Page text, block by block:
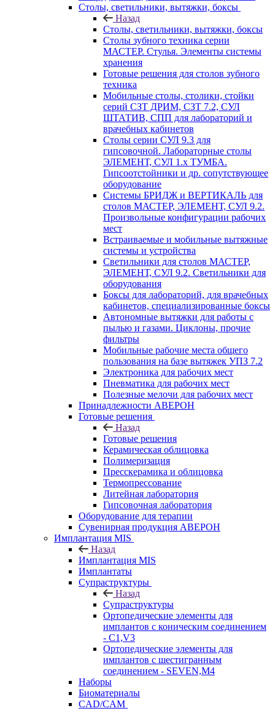
Cтолы, светильники, вытяжки, боксы
Назад
Cтолы, светильники, вытяжки, боксы
Столы зубного техника серии
МАСТЕР. Стулья. Элементы системы
хранения
Готовые решения для столов зубного
техника
Мобильные столы, столики, стойки
серий СЗТ ДРИМ, СЗТ 7.2, СУЛ
ШТАТИВ, СПП для лабораторий и
врачебных кабинетов
Столы серии СУЛ 9.3 для
гипсовочной. Лабораторные столы
ЭЛЕМЕНТ, СУЛ 1.х ТУМБА.
Гипсоотстойники и др. сопутствующее
оборудование
Системы БРИДЖ и ВЕРТИКАЛЬ для
столов МАСТЕР, ЭЛЕМЕНТ, СУЛ 9.2.
Произвольные конфигурации рабочих
мест
Встраиваемые и мобильные вытяжные
системы и устройства
Светильники для столов МАСТЕР,
ЭЛЕМЕНТ, СУЛ 9.2. Светильники для
оборудования
Боксы для лабораторий, для врачебных
кабинетов, специализированные боксы
Автономные вытяжки для работы с
пылью и газами. Циклоны, прочие
фильтры
Мобильные рабочие места общего
пользования на базе вытяжек УПЗ 7.2
Электроника для рабочих мест
Пневматика для рабочих мест
Полезные мелочи для рабочих мест
Принадлежности АВЕРОН
Готовые решения
Назад
Готовые решения
Керамическая облицовка
Полимеризация
Пресскерамика и облицовка
Термопрессование
Литейная лаборатория
Гипсовочная лаборатория
Оборудование для терапии
Сувенирная продукция АВЕРОН
Имплантация MIS
Назад
Имплантация MIS
Имплантаты
Супраструктуры
Назад
Супраструктуры
Ортопедические элементы для
имплантов с коническим соединением
- C1,V3
Ортопедические элементы для
имплантов с шестигранным
соединением - SEVEN,M4
Наборы
Биоматериалы
CAD/CAM